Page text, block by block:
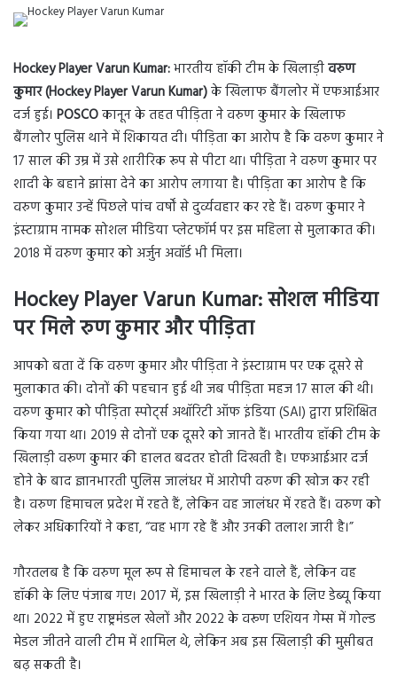
Hockey Player Varun Kumar:भारतीय हॉकी टीम के खिलाड़ीवरुण
कुमार (Hockey Player Varun Kumar)के खिलाफ बैंगलोर में एफआईआर
दर्ज हुई। POSCOकानून के तहत पीड़िता ने वरुण कुमार के खिलाफ
बैंगलोर पुलिस थाने में शिकायत दी। पीड़िता का आरोप है कि वरुण कुमार ने
17 साल की उम्र में उसे शारीरिक रूप से पीटा था। पीड़िता ने वरुण कुमार पर
शादी के बहाने झांसा देने का आरोप लगाया है। पीड़िता का आरोप है कि
वरुण कुमार उन्हें पिछले पांच वर्षों से दुर्व्यवहार कर रहे हैं। वरुण कुमार ने
इंस्टाग्राम नामक सोशल मीडिया प्लेटफॉर्म पर इस महिला से मुलाकात की।
2018 में वरुण कुमार को अर्जुन अवॉर्ड भी मिला।
Hockey Player Varun Kumar: सोशल मीडिया
पर मिले रुण कुमार और पीड़िता
आपको बता दें कि वरुण कुमार और पीड़िता ने इंस्टाग्राम पर एक दूसरे से
मुलाकात की। दोनों की पहचान हुई थी जब पीड़िता महज 17 साल की थी।
वरुण कुमार को पीड़िता स्पोर्ट्स अथॉरिटी ऑफ इंडिया (SAI) द्वारा प्रशिक्षित
किया गया था। 2019 से दोनों एक दूसरे को जानते हैं। भारतीय हॉकी टीम के
खिलाड़ी वरूण कुमार की हालत बदतर होती दिखती है। एफआईआर दर्ज
होने के बाद ज्ञानभारती पुलिस जालंधर में आरोपी वरुण की खोज कर रही
है। वरुण हिमाचल प्रदेश में रहते हैं, लेकिन वह जालंधर में रहते हैं। वरुण को
लेकर अधिकारियों ने कहा, “वह भाग रहे हैं और उनकी तलाश जारी है।”
गौरतलब है कि वरुण मूल रूप से हिमाचल के रहने वाले हैं, लेकिन वह
हॉकी के लिए पंजाब गए। 2017 में, इस खिलाड़ी ने भारत के लिए डेब्यू किया
था। 2022 में हुए राष्ट्रमंडल खेलों और 2022 के वरूण एशियन गेम्स में गोल्ड
मेडल जीतने वाली टीम में शामिल थे, लेकिन अब इस खिलाड़ी की मुसीबत
बढ़ सकती है।